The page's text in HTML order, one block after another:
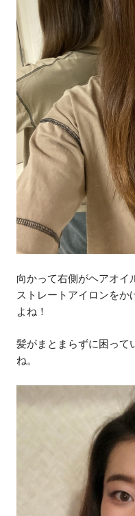
向かって右側がヘアオイ
ストレートアイロンをか
よね！
髪がまとまらずに困って
ね。